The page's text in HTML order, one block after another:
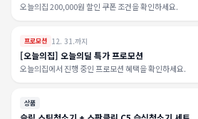
오늘의집 200,000원 할인 쿠폰 조건을 확인하세요.
프로모션 12. 31.까지
[오늘의집] 오늘의딜 특가 프로모션
오늘의집에서 진행 중인 프로모션 혜택을 확인하세요.
상품